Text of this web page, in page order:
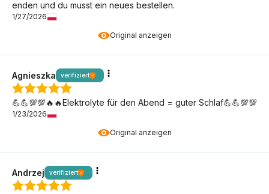
Original anzeigen
enden und du musst ein neues bestellen.
1/27/2026
Original anzeigen
Agnieszka verifiziert
💪💪💯💯🔥🔥Elektrolyte für den Abend = guter Schlaf💪💪💯💯
1/23/2026
Andrzej verifiziert